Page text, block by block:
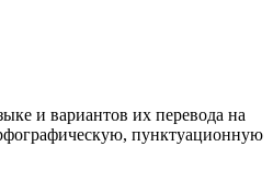
и вариантов их перевода на
пунктуационную